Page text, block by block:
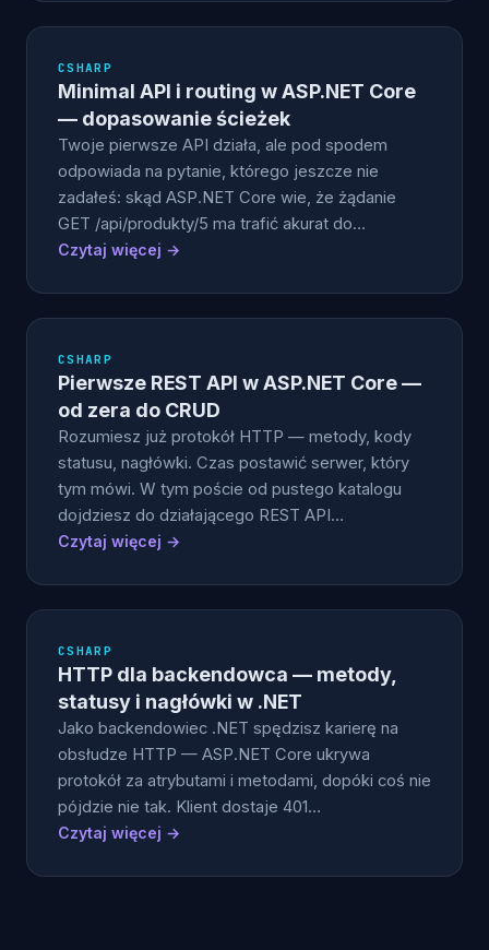
CSHARP
Minimal API i routing w ASP.NET Core
— dopasowanie ścieżek
Twoje pierwsze API działa, ale pod spodem
odpowiada na pytanie, którego jeszcze nie
zadałeś: skąd ASP.NET Core wie, że żądanie
GET /api/produkty/5 ma trafić akurat do…
Czytaj więcej →
CSHARP
Pierwsze REST API w ASP.NET Core —
od zera do CRUD
Rozumiesz już protokół HTTP — metody, kody
statusu, nagłówki. Czas postawić serwer, który
tym mówi. W tym poście od pustego katalogu
dojdziesz do działającego REST API…
Czytaj więcej →
CSHARP
HTTP dla backendowca — metody,
statusy i nagłówki w .NET
Jako backendowiec .NET spędzisz karierę na
obsłudze HTTP — ASP.NET Core ukrywa
protokół za atrybutami i metodami, dopóki coś nie
pójdzie nie tak. Klient dostaje 401…
Czytaj więcej →